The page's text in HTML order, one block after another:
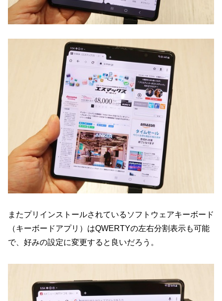
またプリインストールされているソフトウェアキーボード
（キーボードアプリ）はQWERTYの左右分割表示も可能
で、好みの設定に変更すると良いだろう。